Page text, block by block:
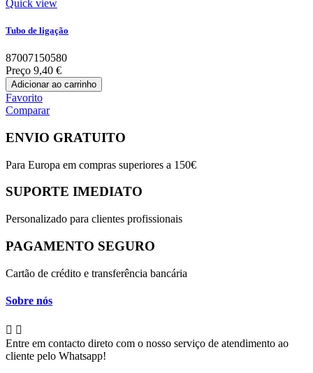
Quick view
Tubo de ligação
87007150580
Preço 9,40 €
Adicionar ao carrinho
Favorito
Comparar
ENVIO GRATUITO
Para Europa em compras superiores a 150€
SUPORTE IMEDIATO
Personalizado para clientes profissionais
PAGAMENTO SEGURO
Cartão de crédito e transferência bancária
Sobre nós
 
Entre em contacto direto com o nosso serviço de atendimento ao
cliente pelo Whatsapp!